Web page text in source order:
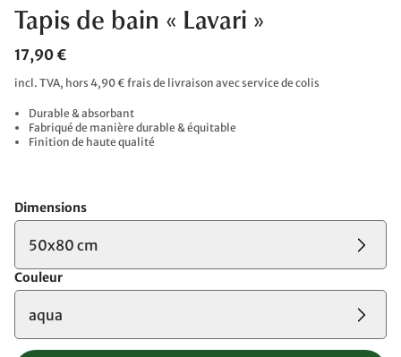
Tapis de bain « Lavari »
17,90 €
incl. TVA, hors 4,90 € frais de livraison avec service de colis
Durable & absorbant
Fabriqué de manière durable & équitable
Finition de haute qualité
Dimensions
50x80 cm
Couleur
aqua